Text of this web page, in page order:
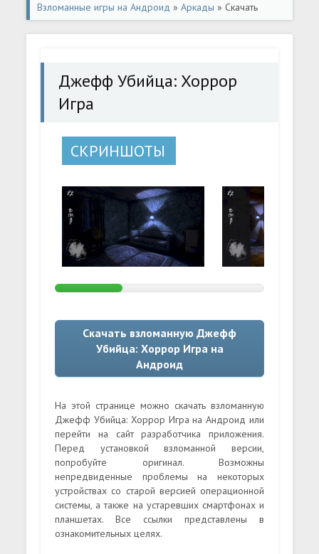
Взломанные игры на Андроид »Аркады » Скачать
Джефф Убийца: Хоррор Игра (Много монет) на
Джефф Убийца: Хоррор
Игра
СКРИНШОТЫ
Скачать взломанную Джефф
Убийца: Хоррор Игра на
Андроид
На этой странице можно скачать взломанную
Джефф Убийца: Хоррор Игра на Андроид или
перейти на сайт разработчика приложения.
Перед установкой взломанной версии,
попробуйте оригинал. Возможны
непредвиденные проблемы на некоторых
устройствах со старой версией операционной
системы, а также на устаревших смартфонах и
планшетах. Все ссылки представлены в
ознакомительных целях.